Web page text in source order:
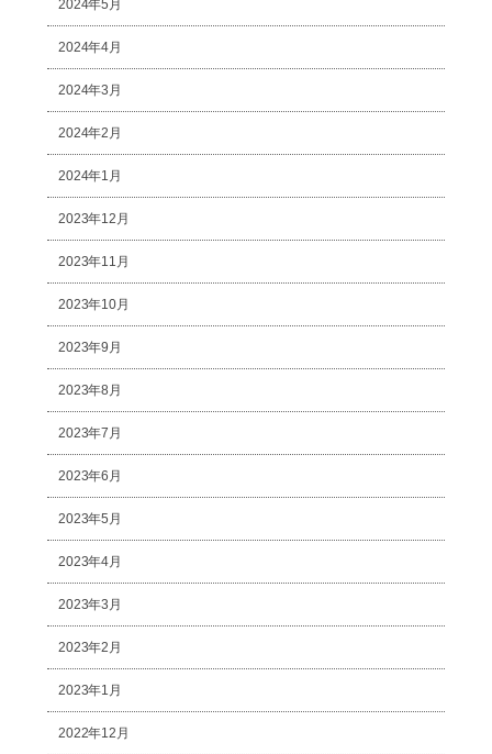
2024年5月
2024年4月
2024年3月
2024年2月
2024年1月
2023年12月
2023年11月
2023年10月
2023年9月
2023年8月
2023年7月
2023年6月
2023年5月
2023年4月
2023年3月
2023年2月
2023年1月
2022年12月